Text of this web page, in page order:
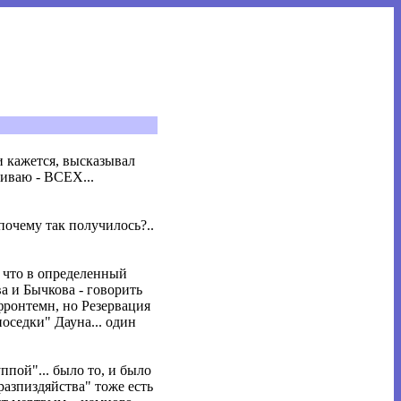
кажется, высказывал
- ВСЕХ...
так получилось?..
в определенный
и Бычкова - говорить
но Резервация
Дауна... один
было то, и было
тоже есть